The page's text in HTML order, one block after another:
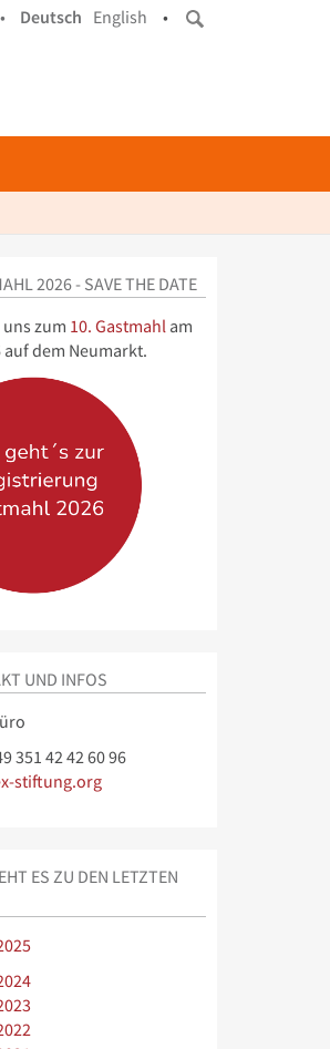
• Deutsch English •
2026 - SAVE THE DATE
zum 10. Gastmahlam
auf dem Neumarkt.
UND INFOS
351 42 42 60 96
stiftung.org
ES ZU DEN LETZTEN